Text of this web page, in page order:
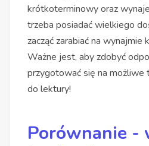
krótkoterminowy oraz
trzeba posiadać wielkiego
zacząć zarabiać na
Ważne jest, aby zdobyć
przygotować się na możliwe
do lektury!
Porównanie -